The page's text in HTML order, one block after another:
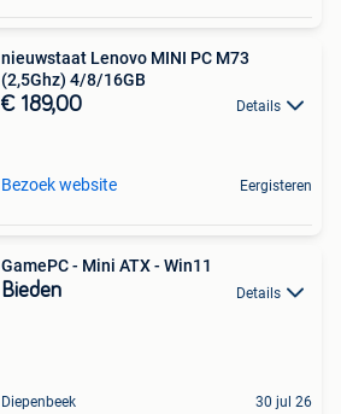
nieuwstaat Lenovo MINI PC M73
(2,5Ghz) 4/8/16GB
€ 189,00 Details
Bezoek website Eergisteren
GamePC - Mini ATX - Win11
Bieden Details
Diepenbeek 30 jul 26